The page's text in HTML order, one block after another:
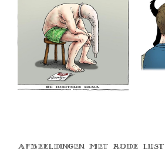
Afbeeldingen met rode